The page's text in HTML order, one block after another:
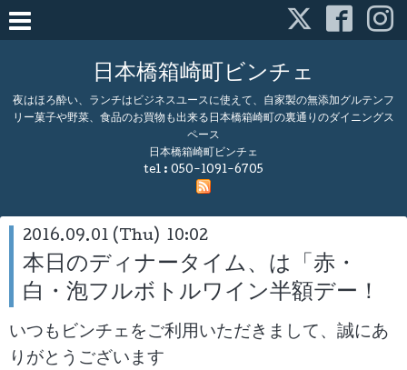
日本橋箱崎町ビンチェ
夜はほろ酔い、ランチはビジネスユースに使えて、自家製の無添加グルテンフ
リー菓子や野菜、食品のお買物も出来る日本橋箱崎町の裏通りのダイニングス
ペース
日本橋箱崎町ビンチェ
tel : 050-1091-6705
2016.09.01 (Thu) 10:02
本日のディナータイム、は「赤・
白・泡フルボトルワイン半額デー！
いつもビンチェをご利用いただきまして、誠にあ
りがとうございます